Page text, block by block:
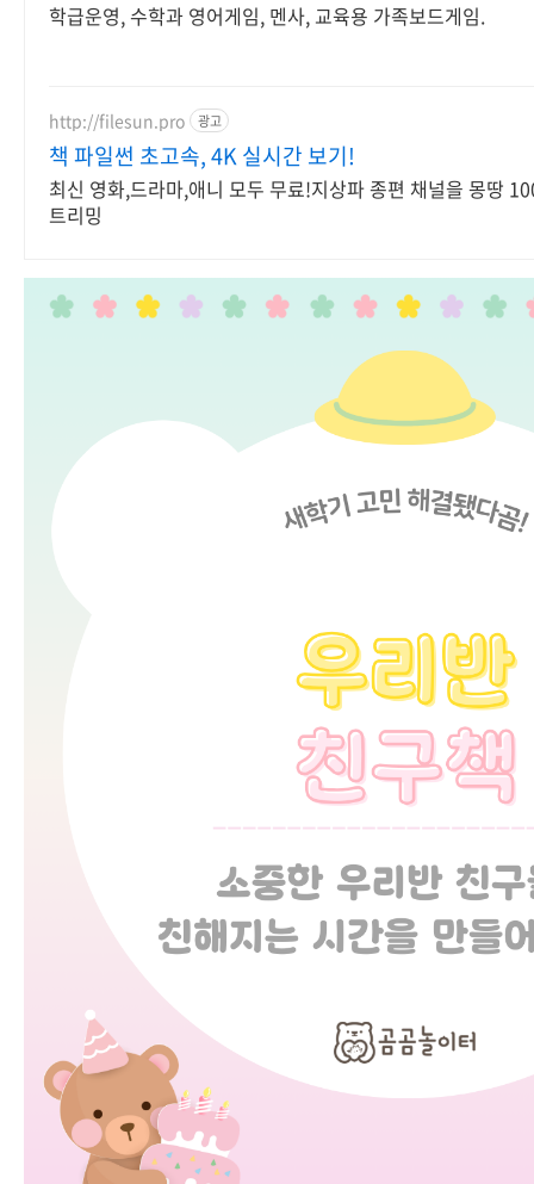
학급운영, 수학과 영어게임, 멘사, 교육용 가족보드게임.
http://filesun.pro 광고
책 파일썬 초고속, 4K 실시간 보기!
최신 영화,드라마,애니 모두 무료!지상파 종편 채널을 몽땅
트리밍